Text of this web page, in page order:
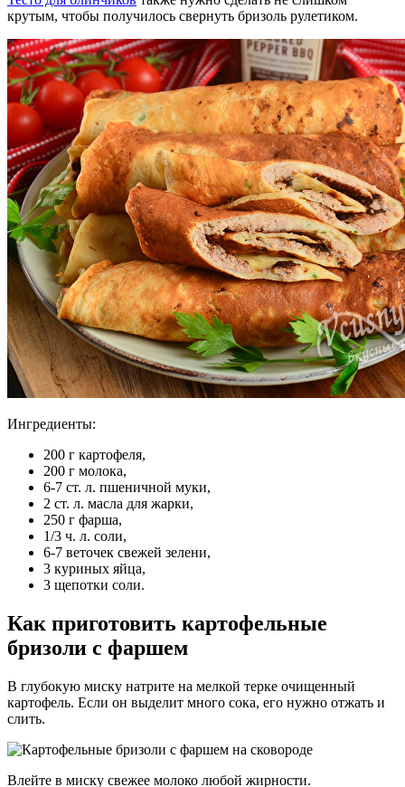
крутым, чтобы получилось свернуть бризоль рулетиком.
Ингредиенты:
200 г картофеля,
200 г молока,
6-7 ст. л. пшеничной муки,
2 ст. л. масла для жарки,
250 г фарша,
1/3 ч. л. соли,
6-7 веточек свежей зелени,
3 куриных яйца,
3 щепотки соли.
Как приготовить картофельные
бризоли с фаршем
В глубокую миску натрите на мелкой терке очищенный
картофель. Если он выделит много сока, его нужно отжать и
слить.
Влейте в миску свежее молоко любой жирности.